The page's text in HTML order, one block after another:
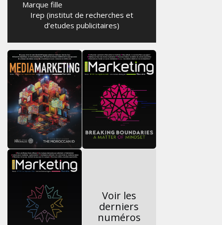
Marque fille
Irep (institut de recherches et
d’etudes publicitaires)
Voir les
derniers
numéros